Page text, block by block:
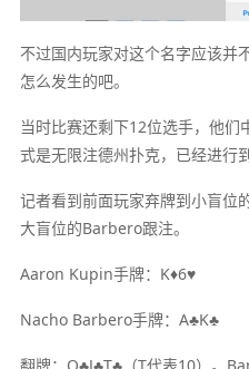
不过国内玩家对这个名字应该并
怎么发生的吧。
当时比赛还剩下12位选手，他
式是无限注德州扑克，已经进行
记者看到前面玩家弃牌到小盲位
大盲位的Barbero跟注。
Aaron Kupin手牌：K♦6♥
Nacho Barbero手牌：A♣K♣
翻牌：Q♣J♣T♣（T代表10）。